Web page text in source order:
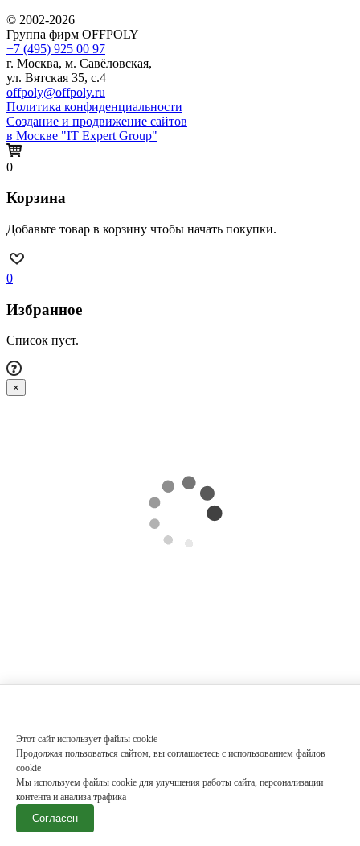
© 2002-2026
Группа фирм OFFPOLY
+7 (495) 925 00 97
г. Москва, м. Савёловская,
ул. Вятская 35, с.4
offpoly@offpoly.ru
Политика конфиденциальности
Создание и продвижение сайтов
в Москве "IT Expert Group"
Этот сайт использует файлы cookie
Продолжая пользоваться сайтом, вы соглашаетесь с использованием файлов
cookie
Мы используем файлы cookie для улучшения работы сайта, персонализации
контента и анализа трафика
Согласен
0
Корзина
Добавьте товар в корзину чтобы начать покупки.
0
Избранное
Список пуст.
×